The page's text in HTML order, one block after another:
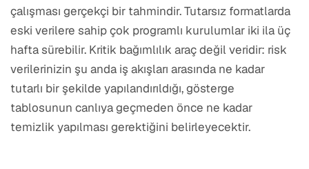
çalışması gerçekçi bir tahmindir. Tutarsız formatlarda
eski verilere sahip çok programlı kurulumlar iki ila üç
hafta sürebilir. Kritik bağımlılık araç değil veridir: risk
verilerinizin şu anda iş akışları arasında ne kadar
tutarlı bir şekilde yapılandırıldığı, gösterge
tablosunun canlıya geçmeden önce ne kadar
temizlik yapılması gerektiğini belirleyecektir.